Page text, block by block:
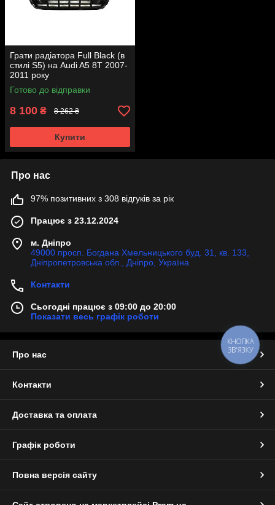
Грати радіатора Full Black (в
стилі S5) на Audi A5 8T 2007-
2011 року
Готово до відправки
8 100 ₴ 8 262 ₴
Купити
Про нас
97% позитивних з 308 відгуків за рік
Працює з 23.12.2024
м. Дніпро
49000 просп. Богдана Хмельницького буд. 31, кв. 133,
Дніпропетровська обл., Дніпро, Україна
Контакти
Сьогодні працює з 09:00 до 20:00
Показати весь графік роботи
Про нас
Контакти
Доставка та оплата
Графік роботи
Повна версія сайту
КНОПКА
ЗВ'ЯЗКУ